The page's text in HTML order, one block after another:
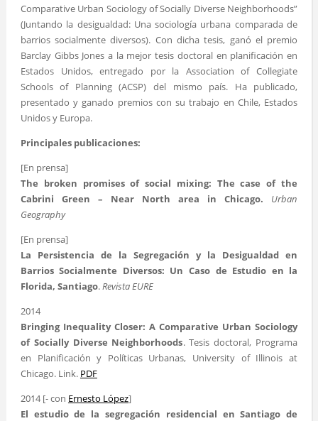
Comparative Urban Sociology of Socially Diverse Neighborhoods”
(Juntando la desigualdad: Una sociología urbana comparada de
barrios socialmente diversos). Con dicha tesis, ganó el premio
Barclay Gibbs Jones a la mejor tesis doctoral en planificación en
Estados Unidos, entregado por la Association of Collegiate
Schools of Planning (ACSP) del mismo país. Ha publicado,
presentado y ganado premios con su trabajo en Chile, Estados
Unidos y Europa.
Principales publicaciones:
[En prensa]
The broken promises of social mixing: The case of the
Cabrini Green – Near North area in Chicago. Urban
Geography
[En prensa]
La Persistencia de la Segregación y la Desigualdad en
Barrios Socialmente Diversos: Un Caso de Estudio en la
Florida, Santiago.Revista EURE
2014
Bringing Inequality Closer: A Comparative Urban Sociology
of Socially Diverse Neighborhoods. Tesis doctoral, Programa
en Planificación y Políticas Urbanas, University of Illinois at
Chicago. Link. PDF
2014 [- con Ernesto López]
El estudio de la segregación residencial en Santiago de